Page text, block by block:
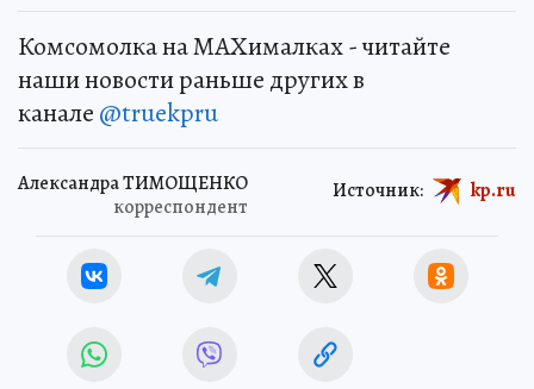
Комсомолка на MAXималках - читайте
наши новости раньше других в
канале @truekpru
Александра ТИМОЩЕНКО
корреспондент
Источник: kp.ru